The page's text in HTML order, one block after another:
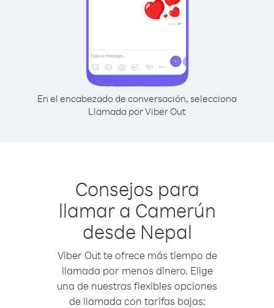
En el encabezado de conversación, selecciona
Llamada por Viber Out
Consejos para
llamar a Camerún
desde Nepal
Viber Out te ofrece más tiempo de
llamada por menos dinero. Elige
una de nuestras flexibles opciones
de llamada con tarifas bajas: